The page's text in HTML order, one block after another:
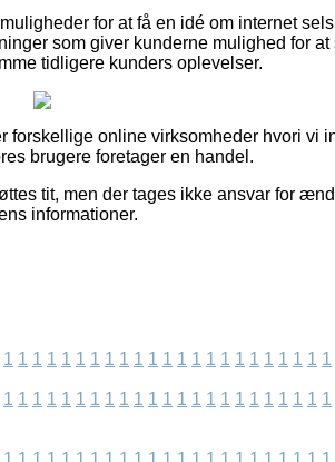
for at få en idé om internet
som giver kunderne mulighed for
tidligere kunders oplevelser.
online virksomheder hvori vi
brugere foretager en handel.
tit, men der tages ikke ansvar for
informationer.
1 1 1 1 1 1 1 1 1 1 1 1 1 1 1 1 1 1 1 1 1 1 1
1 1 1 1 1 1 1 1 1 1 1 1 1 1 1 1 1 1 1 1 1 1 1